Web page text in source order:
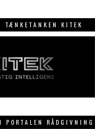
TÆNKETANKEN KITEK
PORTALEN RÅDGIVNING